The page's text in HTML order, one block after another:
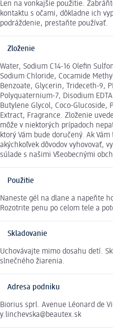
Len na vonkajšie použitie.
kontaktu s očami, dôkladne ich
podráždenie, prestaňte používať.
Zloženie
Water, Sodium C14-16 Olefin
Sodium Chloride, Cocamide
Benzoate, Glycerin, Trideceth-9,
Polyquaternium-7, Disodium
Butylene Glycol, Coco-Glucoside,
Extract, Fragrance. Zloženie
môže v niektorých prípadoch
ktorý Vám bude doručený. Ak
akýchkoľvek dôvodov vyhovovať,
súlade s našimi Všeobecnými
Použitie
Naneste gél na dlane a napeňte
Rozotrite penu po celom tele a
Skladovanie
Uchovávajte mimo dosahu detí.
slnečného žiarenia.
Adresa podniku
Biorius sprl. Avenue Léonard de
y.linchevska@beautex.sk